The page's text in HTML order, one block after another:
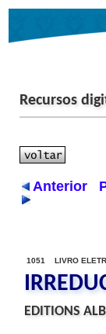
Recursos
Anterior
1051 LIVRO
EDITIONS